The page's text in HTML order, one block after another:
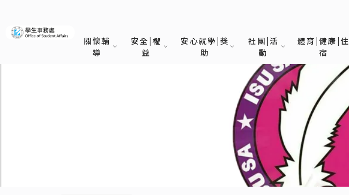
關懷輔
導
安全|權
益
安心就學|獎
助
社團|活
動
體育|健康|住
宿